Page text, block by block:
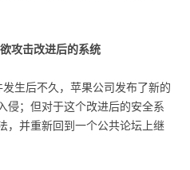
攻击改进后的系统
生后不久，苹果公司发布了新的
侵；但对于这个改进后的安全系
，并重新回到一个公共论坛上继